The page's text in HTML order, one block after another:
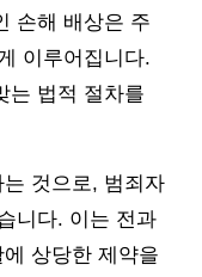
손해 배상은 주
이루어집니다.
는 법적 절차를
것으로, 범죄자
니다. 이는 전과
상당한 제약을